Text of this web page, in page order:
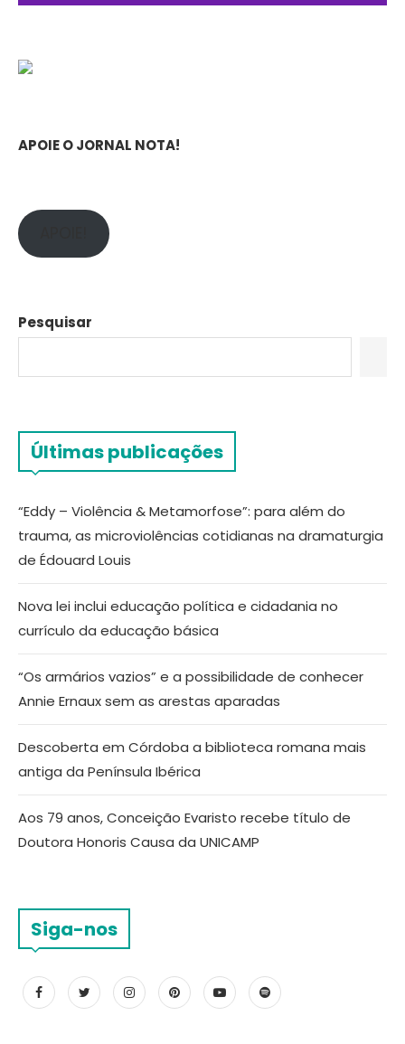
APOIE O JORNAL NOTA!
Pesquisar
Últimas publicações
“Eddy – Violência & Metamorfose”: para além do
trauma, as microviolências cotidianas na dramaturgia
de Édouard Louis
Nova lei inclui educação política e cidadania no
currículo da educação básica
“Os armários vazios” e a possibilidade de conhecer
Annie Ernaux sem as arestas aparadas
Descoberta em Córdoba a biblioteca romana mais
antiga da Península Ibérica
Aos 79 anos, Conceição Evaristo recebe título de
Doutora Honoris Causa da UNICAMP
Siga-nos